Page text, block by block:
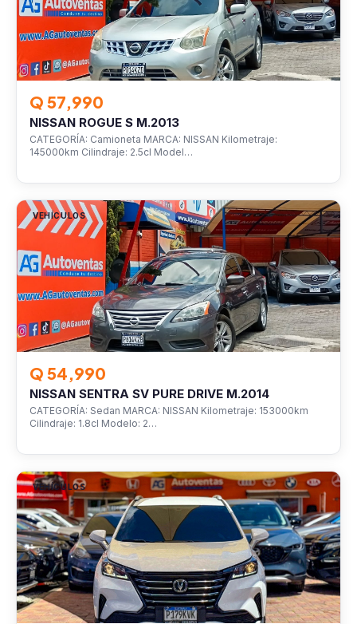
Q 57,990
NISSAN ROGUE S M.2013
CATEGORÍA: Camioneta MARCA: NISSAN Kilometraje:
145000km Cilindraje: 2.5cl Model…
VEHÍCULOS
Q 54,990
NISSAN SENTRA SV PURE DRIVE M.2014
CATEGORÍA: Sedan MARCA: NISSAN Kilometraje: 153000km
Cilindraje: 1.8cl Modelo: 2…
VEHÍCULOS